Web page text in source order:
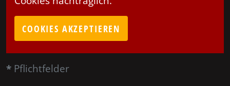
COOKIES AKZEPTIEREN
* Pflichtfelder